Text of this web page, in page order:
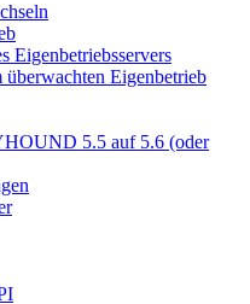
Eigenbetriebsservers
Eigenbetrieb
5.5 auf 5.6 (oder